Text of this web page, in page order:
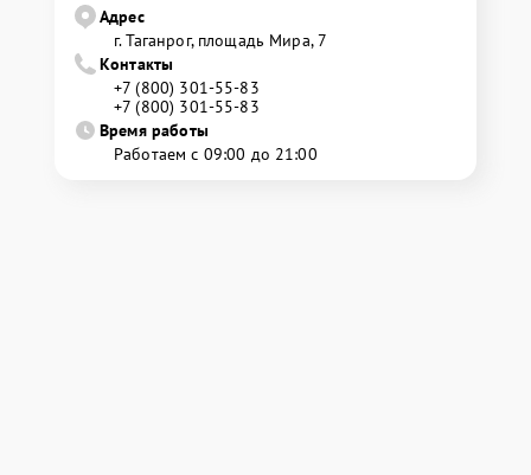
Адрес
г. Таганрог, площадь Мира, 7
Контакты
+7 (800) 301-55-83
+7 (800) 301-55-83
Время работы
Работаем с 09:00 до 21:00